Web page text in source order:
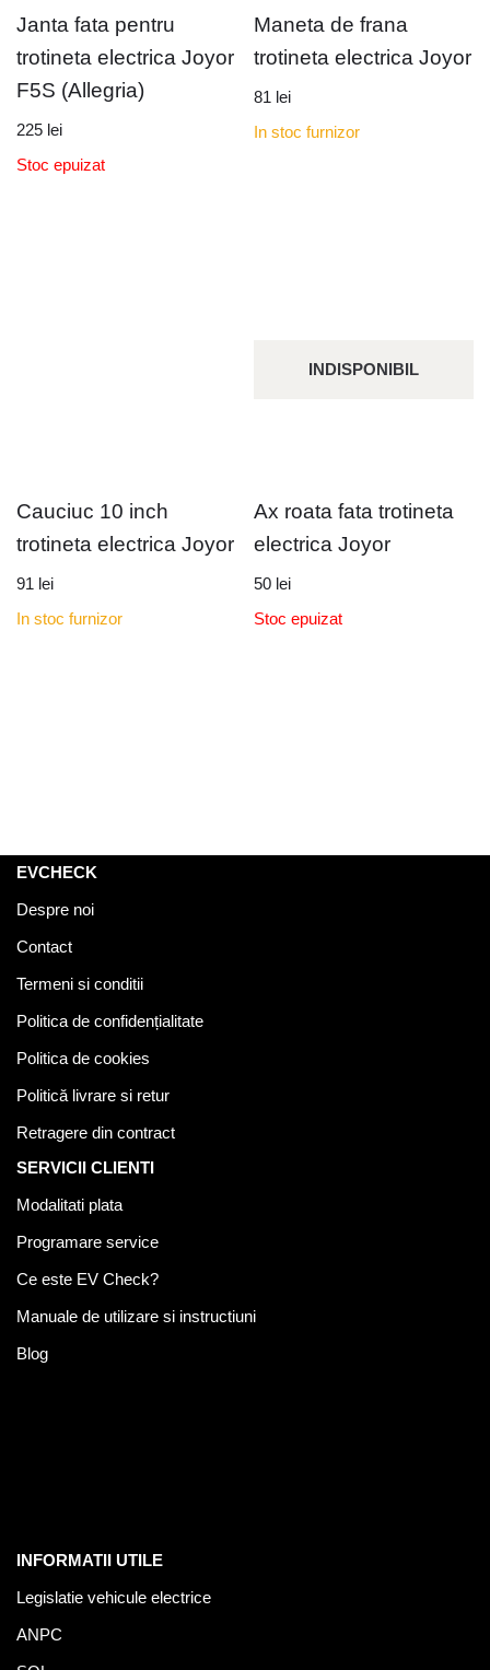
Janta fata pentru
trotineta electrica Joyor
F5S (Allegria)
225 lei
Stoc epuizat
Maneta de frana
trotineta electrica Joyor
81 lei
In stoc furnizor
Cauciuc 10 inch
trotineta electrica Joyor
91 lei
In stoc furnizor
INDISPONIBIL
Ax roata fata trotineta
electrica Joyor
50 lei
Stoc epuizat
EVCHECK
Despre noi
Contact
Termeni si conditii
Politica de confidențialitate
Politica de cookies
Politică livrare si retur
Retragere din contract
SERVICII CLIENTI
Modalitati plata
Programare service
Ce este EV Check?
Manuale de utilizare si instructiuni
Blog
INFORMATII UTILE
Legislatie vehicule electrice
ANPC